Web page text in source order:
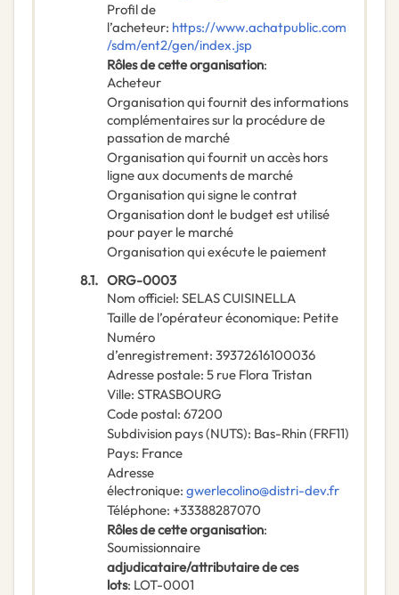
Profil de
l’acheteur: https://www.achatpublic.com
/sdm/ent2/gen/index.jsp
Rôles de cette organisation:
Acheteur
Organisation qui fournit des informations
complémentaires sur la procédure de
passation de marché
Organisation qui fournit un accès hors
ligne aux documents de marché
Organisation qui signe le contrat
Organisation dont le budget est utilisé
pour payer le marché
Organisation qui exécute le paiement
8.1. ORG-0003
Nom officiel: SELAS CUISINELLA
Taille de l’opérateur économique: Petite
Numéro
d’enregistrement: 39372616100036
Adresse postale: 5 rue Flora Tristan
Ville: STRASBOURG
Code postal: 67200
Subdivision pays (NUTS): Bas-Rhin(FRF11)
Pays: France
Adresse
électronique: gwerlecolino@distri-dev.fr
Téléphone: +33388287070
Rôles de cette organisation:
Soumissionnaire
adjudicataire/attributaire de ces
lots: LOT-0001